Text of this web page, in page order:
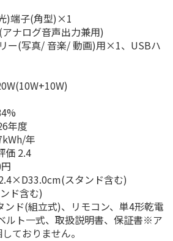
)端子(角型)×1
ナログ音声出力兼用)
ー(写真/ 音楽/ 動画)用×1、USBハ
年度
年
価 2.4
スタンド含む)
ド含む)
ド(組立式)、リモコン、単4形乾電
ルト一式、取扱説明書、保証書※ア
ておりません。